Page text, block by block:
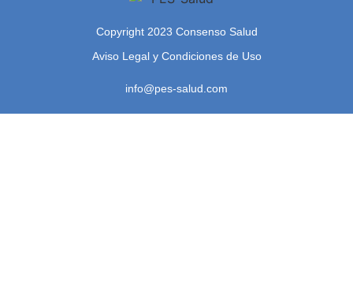
Copyright 2023 Consenso Salud
Aviso Legal y Condiciones de Uso
info@pes-salud.com